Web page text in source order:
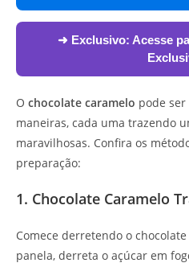
➜ Exclusivo: Acesse
O chocolate caramelo pode
maneiras, cada uma trazendo
maravilhosas. Confira os
preparação:
1. Chocolate Caramelo
Comece derretendo o
panela, derreta o açúcar em